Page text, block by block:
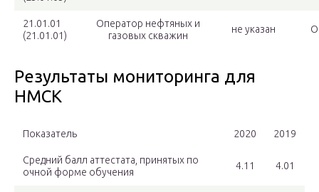
21.01.01
(21.01.01)
Оператор нефтяных и
газовых скважин
не указан
Результаты мониторинга для
НМСК
Показатель 2020 2019
Средний балл аттестата, принятых по
очной форме обучения
4.11 4.01